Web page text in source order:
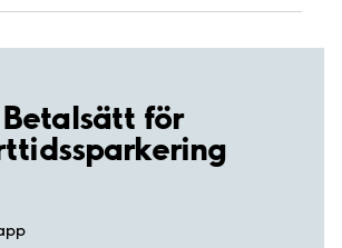
Betalsätt för